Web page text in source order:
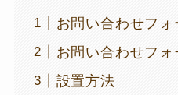
お問い合わせフォ
お問い合わせフォ
設置方法